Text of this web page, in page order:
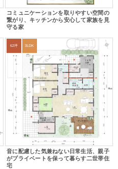
コミュニケーションを取りやすい空間の
繋がり、キッチンから安心して家族を見
守る家
62坪 3LDK
音に配慮した気兼ねない日常生活、親子
がプライベートを保って暮らす二世帯住
宅